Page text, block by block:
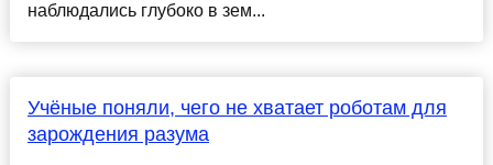
наблюдались глубоко в зем...
Учёные поняли, чего не хватает роботам для
зарождения разума